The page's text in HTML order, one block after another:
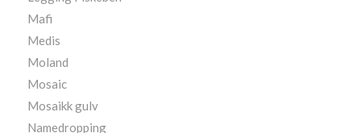
Mafi
Medis
Moland
Mosaic
Mosaikk gulv
Namedropping